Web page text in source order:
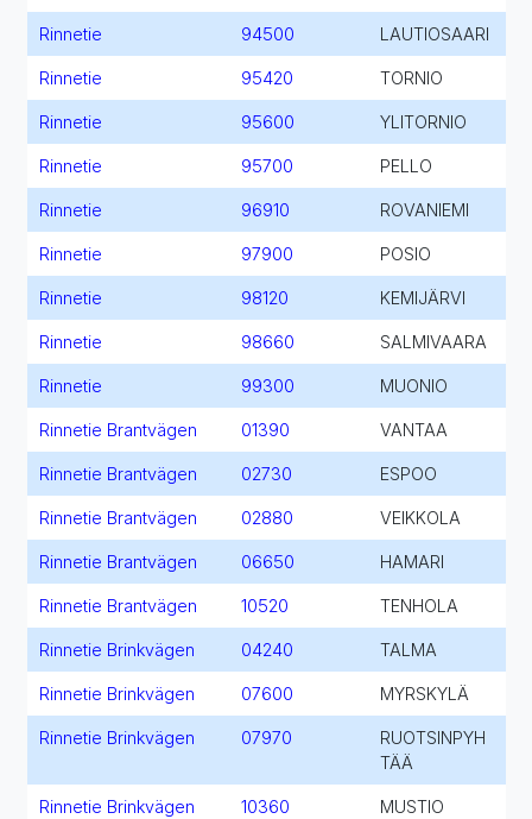
Rinnetie 94500 LAUTIOSAARI
Rinnetie 95420 TORNIO
Rinnetie 95600 YLITORNIO
Rinnetie 95700 PELLO
Rinnetie 96910 ROVANIEMI
Rinnetie 97900 POSIO
Rinnetie 98120 KEMIJÄRVI
Rinnetie 98660 SALMIVAARA
Rinnetie 99300 MUONIO
Rinnetie Brantvägen 01390 VANTAA
Rinnetie Brantvägen 02730 ESPOO
Rinnetie Brantvägen 02880 VEIKKOLA
Rinnetie Brantvägen 06650 HAMARI
Rinnetie Brantvägen 10520 TENHOLA
Rinnetie Brinkvägen 04240 TALMA
Rinnetie Brinkvägen 07600 MYRSKYLÄ
Rinnetie Brinkvägen 07970
RUOTSINPYH
TÄÄ
Rinnetie Brinkvägen 10360 MUSTIO